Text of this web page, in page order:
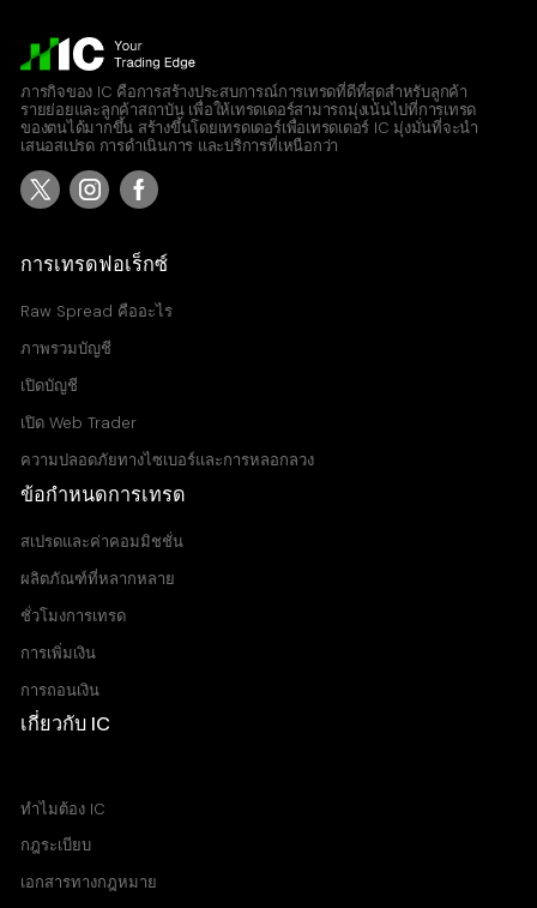
ภารกิจของ IC คือการสร้างประสบการณ์การเทรดที่ดีที่สุดสำหรับลูกค้า
รายย่อยและลูกค้าสถาบัน เพื่อให้เทรดเดอร์สามารถมุ่งเน้นไปที่การเทรด
ของตนได้มากขึ้น สร้างขึ้นโดยเทรดเดอร์เพื่อเทรดเดอร์ IC มุ่งมั่นที่จะนำ
เสนอสเปรด การดำเนินการ และบริการที่เหนือกว่า
การเทรดฟอเร็กซ์
Raw Spread คืออะไร
ภาพรวมบัญชี
เปิดบัญชี
เปิด Web Trader
ความปลอดภัยทางไซเบอร์และการหลอกลวง
ข้อกำหนดการเทรด
สเปรดและค่าคอมมิชชั่น
ผลิตภัณฑ์ที่หลากหลาย
ชั่วโมงการเทรด
การเพิ่มเงิน
การถอนเงิน
เกี่ยวกับ IC
ทำไมต้อง IC
กฎระเบียบ
เอกสารทางกฎหมาย